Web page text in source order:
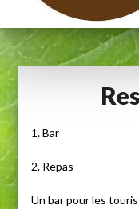
1. Bar
2. Repas
Un bar pour les